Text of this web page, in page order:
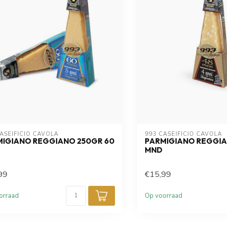
CAVOLA
REGGIANO 250GR 60
993 CASEIFICIO CAVOLA
PARMIGIANO
MND
€15,99
Op voorraad